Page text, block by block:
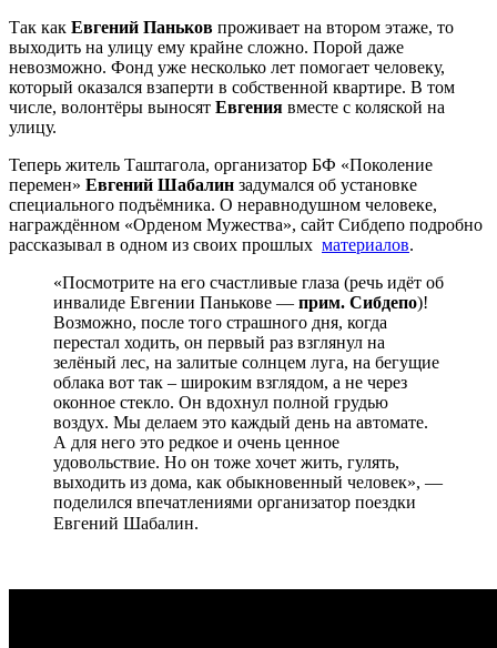
Так как Евгений Паньков проживает на втором этаже, то
выходить на улицу ему крайне сложно. Порой даже
невозможно. Фонд уже несколько лет помогает человеку,
который оказался взаперти в собственной квартире. В том
числе, волонтёры выносят Евгения вместе с коляской на
улицу.
Теперь житель Таштагола, организатор БФ «Поколение
перемен» Евгений Шабалин задумался об установке
специального подъёмника. О неравнодушном человеке,
награждённом «Орденом Мужества», сайт Сибдепо подробно
рассказывал в одном из своих прошлых материалов.
«Посмотрите на его счастливые глаза (речь идёт об
инвалиде Евгении Панькове — прим. Сибдепо)!
Возможно, после того страшного дня, когда
перестал ходить, он первый раз взглянул на
зелёный лес, на залитые солнцем луга, на бегущие
облака вот так – широким взглядом, а не через
оконное стекло. Он вдохнул полной грудью
воздух. Мы делаем это каждый день на автомате.
А для него это редкое и очень ценное
удовольствие. Но он тоже хочет жить, гулять,
выходить из дома, как обыкновенный человек», —
поделился впечатлениями организатор поездки
Евгений Шабалин. ⠀